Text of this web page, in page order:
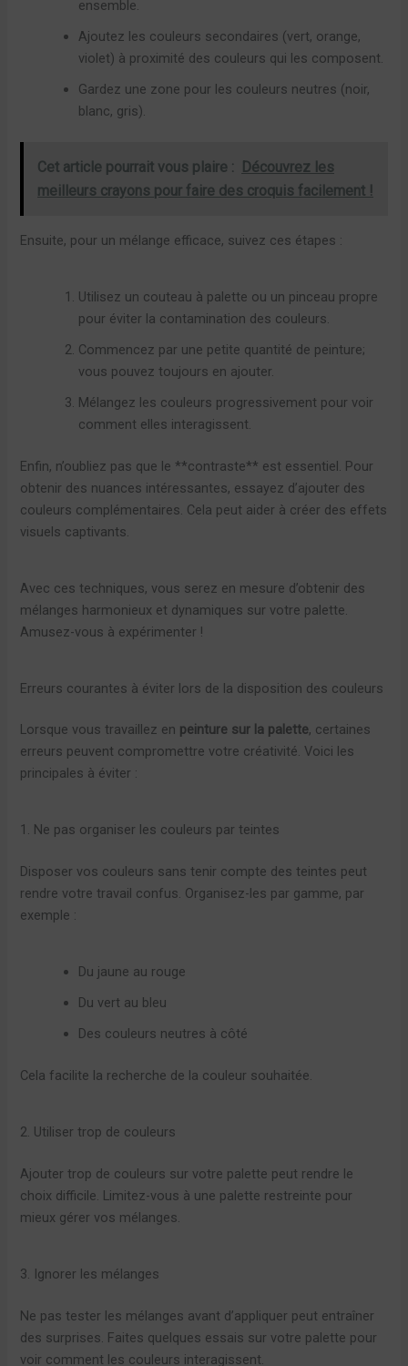
ensemble.
Ajoutez les couleurs secondaires (vert, orange,
violet) à proximité des couleurs qui les composent.
Gardez une zone pour les couleurs neutres (noir,
blanc, gris).
Cet article pourrait vous plaire :
Découvrez les
meilleurs crayons pour faire des croquis facilement !
Ensuite, pour un mélange efficace, suivez ces étapes :
Utilisez un couteau à palette ou un pinceau propre
pour éviter la contamination des couleurs.
Commencez par une petite quantité de peinture;
vous pouvez toujours en ajouter.
Mélangez les couleurs progressivement pour voir
comment elles interagissent.
Enfin, n’oubliez pas que le **contraste** est essentiel. Pour
obtenir des nuances intéressantes, essayez d’ajouter des
couleurs complémentaires. Cela peut aider à créer des effets
visuels captivants.
Avec ces techniques, vous serez en mesure d’obtenir des
mélanges harmonieux et dynamiques sur votre palette.
Amusez-vous à expérimenter !
Erreurs courantes à éviter lors de la disposition des couleurs
Lorsque vous travaillez en peinture sur la palette, certaines
erreurs peuvent compromettre votre créativité. Voici les
principales à éviter :
1. Ne pas organiser les couleurs par teintes
Disposer vos couleurs sans tenir compte des teintes peut
rendre votre travail confus. Organisez-les par gamme, par
exemple :
Du jaune au rouge
Du vert au bleu
Des couleurs neutres à côté
Cela facilite la recherche de la couleur souhaitée.
2. Utiliser trop de couleurs
Ajouter trop de couleurs sur votre palette peut rendre le
choix difficile. Limitez-vous à une palette restreinte pour
mieux gérer vos mélanges.
3. Ignorer les mélanges
Ne pas tester les mélanges avant d’appliquer peut entraîner
des surprises. Faites quelques essais sur votre palette pour
voir comment les couleurs interagissent.